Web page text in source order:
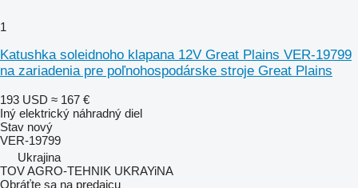
1
Katushka soleidnoho klapana 12V Great Plains VER-19799
na zariadenia pre poľnohospodárske stroje Great Plains
193 USD ≈ 167 €
Iný elektrický náhradný diel
Stav nový
VER-19799
Ukrajina
TOV AGRO-TEHNIK UKRAYiNA
Obráťte sa na predajcu